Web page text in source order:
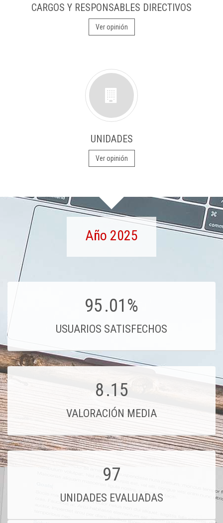
CARGOS Y RESPONSABLES DIRECTIVOS
Ver opinión
UNIDADES
Ver opinión
Año 2025
95.01%
USUARIOS SATISFECHOS
8.15
VALORACIÓN MEDIA
97
UNIDADES EVALUADAS